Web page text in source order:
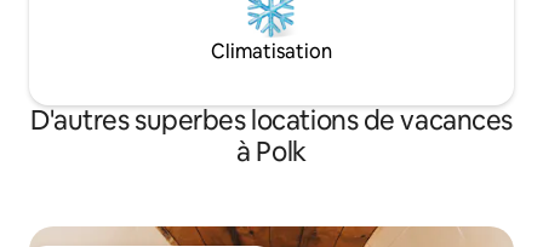
Climatisation
D'autres superbes locations de vacances
à Polk